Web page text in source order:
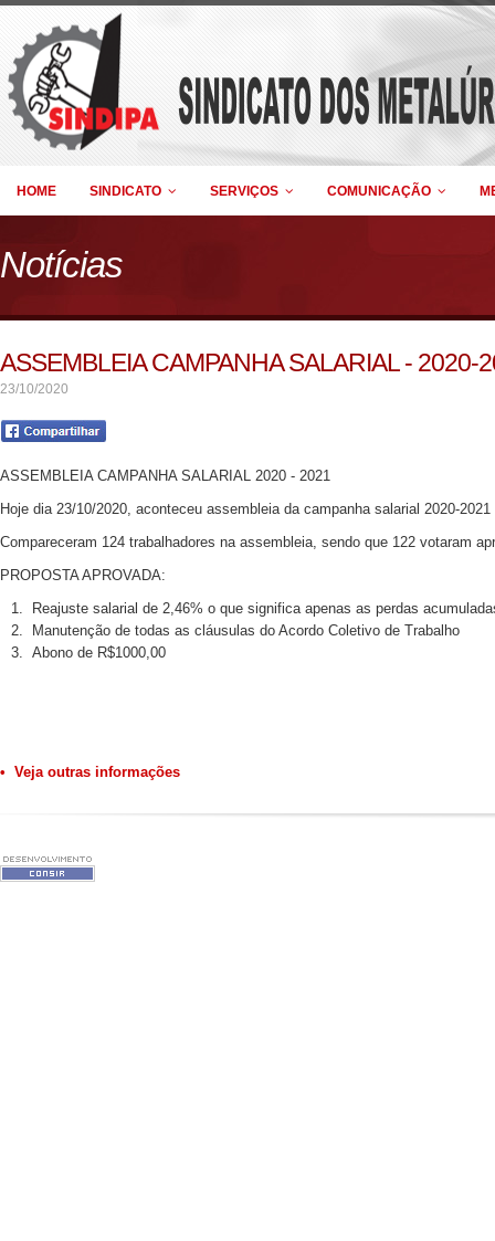
HOME SINDICATO SERVIÇOS COMUNICAÇÃO
Notícias
ASSEMBLEIA CAMPANHA SALARIAL - 2020-
23/10/2020
ASSEMBLEIA CAMPANHA SALARIAL 2020 - 2021
Hoje dia 23/10/2020, aconteceu assembleia da campanha salarial 2020-
Compareceram 124 trabalhadores na assembleia, sendo que 122 votaram
PROPOSTA APROVADA:
Reajuste salarial de 2,46% o que significa apenas as perdas
Manutenção de todas as cláusulas do Acordo Coletivo de Trabalho
Abono de R$1000,00
• Veja outras informações